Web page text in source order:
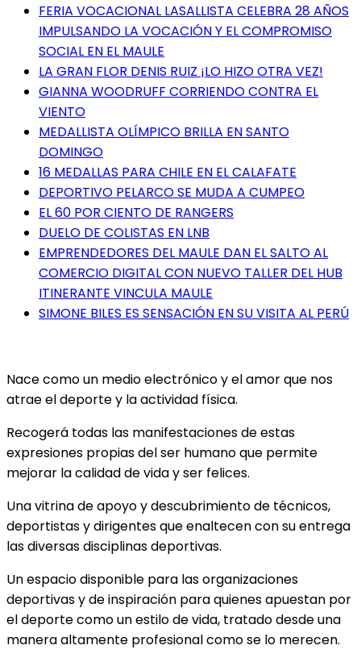
FERIA VOCACIONAL LASALLISTA CELEBRA 28 AÑOS
IMPULSANDO LA VOCACIÓN Y EL COMPROMISO
SOCIAL EN EL MAULE
LA GRAN FLOR DENIS RUIZ ¡LO HIZO OTRA VEZ!
GIANNA WOODRUFF CORRIENDO CONTRA EL
VIENTO
MEDALLISTA OLÍMPICO BRILLA EN SANTO
DOMINGO
16 MEDALLAS PARA CHILE EN EL CALAFATE
DEPORTIVO PELARCO SE MUDA A CUMPEO
EL 60 POR CIENTO DE RANGERS
DUELO DE COLISTAS EN LNB
EMPRENDEDORES DEL MAULE DAN EL SALTO AL
COMERCIO DIGITAL CON NUEVO TALLER DEL HUB
ITINERANTE VINCULA MAULE
SIMONE BILES ES SENSACIÓN EN SU VISITA AL PERÚ
Nace como un medio electrónico y el amor que nos
atrae el deporte y la actividad física.
Recogerá todas las manifestaciones de estas
expresiones propias del ser humano que permite
mejorar la calidad de vida y ser felices.
Una vitrina de apoyo y descubrimiento de técnicos,
deportistas y dirigentes que enaltecen con su entrega
las diversas disciplinas deportivas.
Un espacio disponible para las organizaciones
deportivas y de inspiración para quienes apuestan por
el deporte como un estilo de vida, tratado desde una
manera altamente profesional como se lo merecen.